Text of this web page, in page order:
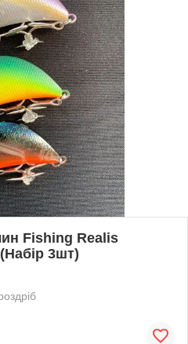
Fishing Realis
3шт)